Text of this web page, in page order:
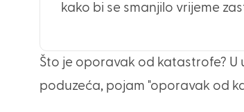
kako bi se smanjilo vrijeme
Što je oporavak od katastrofe? U
poduzeća, pojam "oporavak od